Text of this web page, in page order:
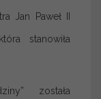
Jan Paweł II
stanowiła
została